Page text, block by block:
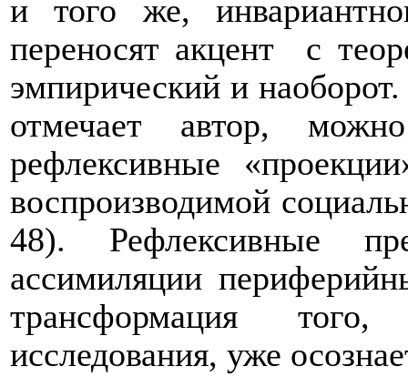
и того же,
переносят акцент
с
эмпирический и
отмечает автор,
рефлексивные
воспроизводимой
48). Рефлексивные
ассимиляции
трансформация
исследования, уже